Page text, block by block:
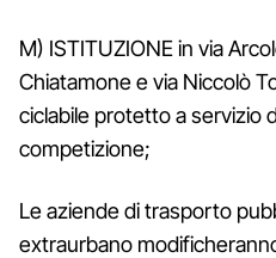
M) ISTITUZIONE in via
Chiatamone e via Niccolò
ciclabile protetto a servizio
competizione;
Le aziende di trasporto
extraurbano